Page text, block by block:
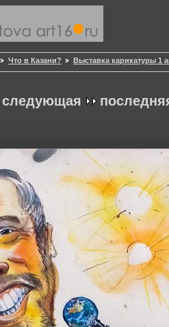
Что в Казани? Выставка карикатуры 1
следующая